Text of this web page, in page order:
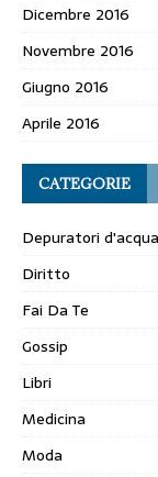
Dicembre 2016
Novembre 2016
Giugno 2016
Aprile 2016
CATEGORIE
Depuratori d'acqua
Diritto
Fai Da Te
Gossip
Libri
Medicina
Moda